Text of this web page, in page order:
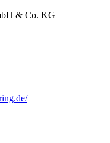
& Co. KG